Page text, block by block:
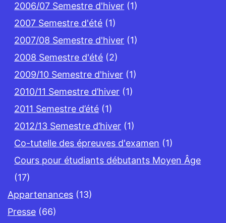
2006/07 Semestre d'hiver (1)
2007 Semestre d'été (1)
2007/08 Semestre d'hiver (1)
2008 Semestre d'été (2)
2009/10 Semestre d'hiver (1)
2010/11 Semestre d’hiver (1)
2011 Semestre d’été (1)
2012/13 Semestre d’hiver (1)
Co-tutelle des épreuves d'examen (1)
Cours pour étudiants débutants Moyen Âge
(17)
Appartenances (13)
Presse (66)